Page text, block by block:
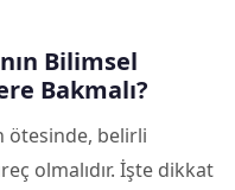
Bilimsel
Bakmalı?
ötesinde, belirli
olmalıdır. İşte dikkat